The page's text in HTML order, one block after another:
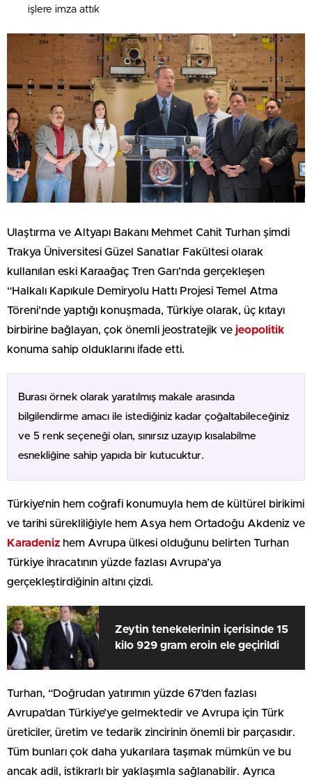
işlere imza attık
Ulaştırma ve Altyapı Bakanı Mehmet Cahit Turhan şimdi
Trakya Üniversitesi Güzel Sanatlar Fakültesi olarak
kullanılan eski Karaağaç Tren Garı’nda gerçekleşen
“Halkalı Kapıkule Demiryolu Hattı Projesi Temel Atma
Töreni’nde yaptığı konuşmada, Türkiye olarak, üç kıtayı
birbirine bağlayan, çok önemli jeostratejik ve jeopolitik
konuma sahip olduklarını ifade etti.
Burası örnek olarak yaratılmış makale arasında
bilgilendirme amacı ile istediğiniz kadar çoğaltabileceğiniz
ve 5 renk seçeneği olan, sınırsız uzayıp kısalabilme
esnekliğine sahip yapıda bir kutucuktur.
Türkiye’nin hem coğrafi konumuyla hem de kültürel birikimi
ve tarihi sürekliliğiyle hem Asya hem Ortadoğu Akdeniz ve
Karadeniz hem Avrupa ülkesi olduğunu belirten Turhan
Türkiye ihracatının yüzde fazlası Avrupa’ya
gerçekleştirdiğinin altını çizdi.
Zeytin tenekelerinin içerisinde 15
kilo 929 gram eroin ele geçirildi
Turhan, “Doğrudan yatırımın yüzde 67’den fazlası
Avrupa’dan Türkiye’ye gelmektedir ve Avrupa için Türk
üreticiler, üretim ve tedarik zincirinin önemli bir parçasıdır.
Tüm bunları çok daha yukarılara taşımak mümkün ve bu
ancak adil, istikrarlı bir yaklaşımla sağlanabilir. Ayrıca